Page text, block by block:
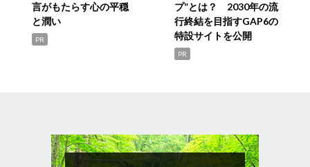
言がもたらす心の平穏
と潤い
PR
プ”とは？ 2030年の流
行終結を目指すGAP6の
特設サイトを公開
PR